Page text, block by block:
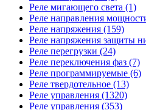
Реле мигающего света (1)
Реле направления
Реле напряжения (159)
Реле напряжения защиты
Реле перегрузки (24)
Реле переключения фаз (7)
Реле программируемые (6)
Реле твердотельное (13)
Реле управления (1320)
Реле управления (353)